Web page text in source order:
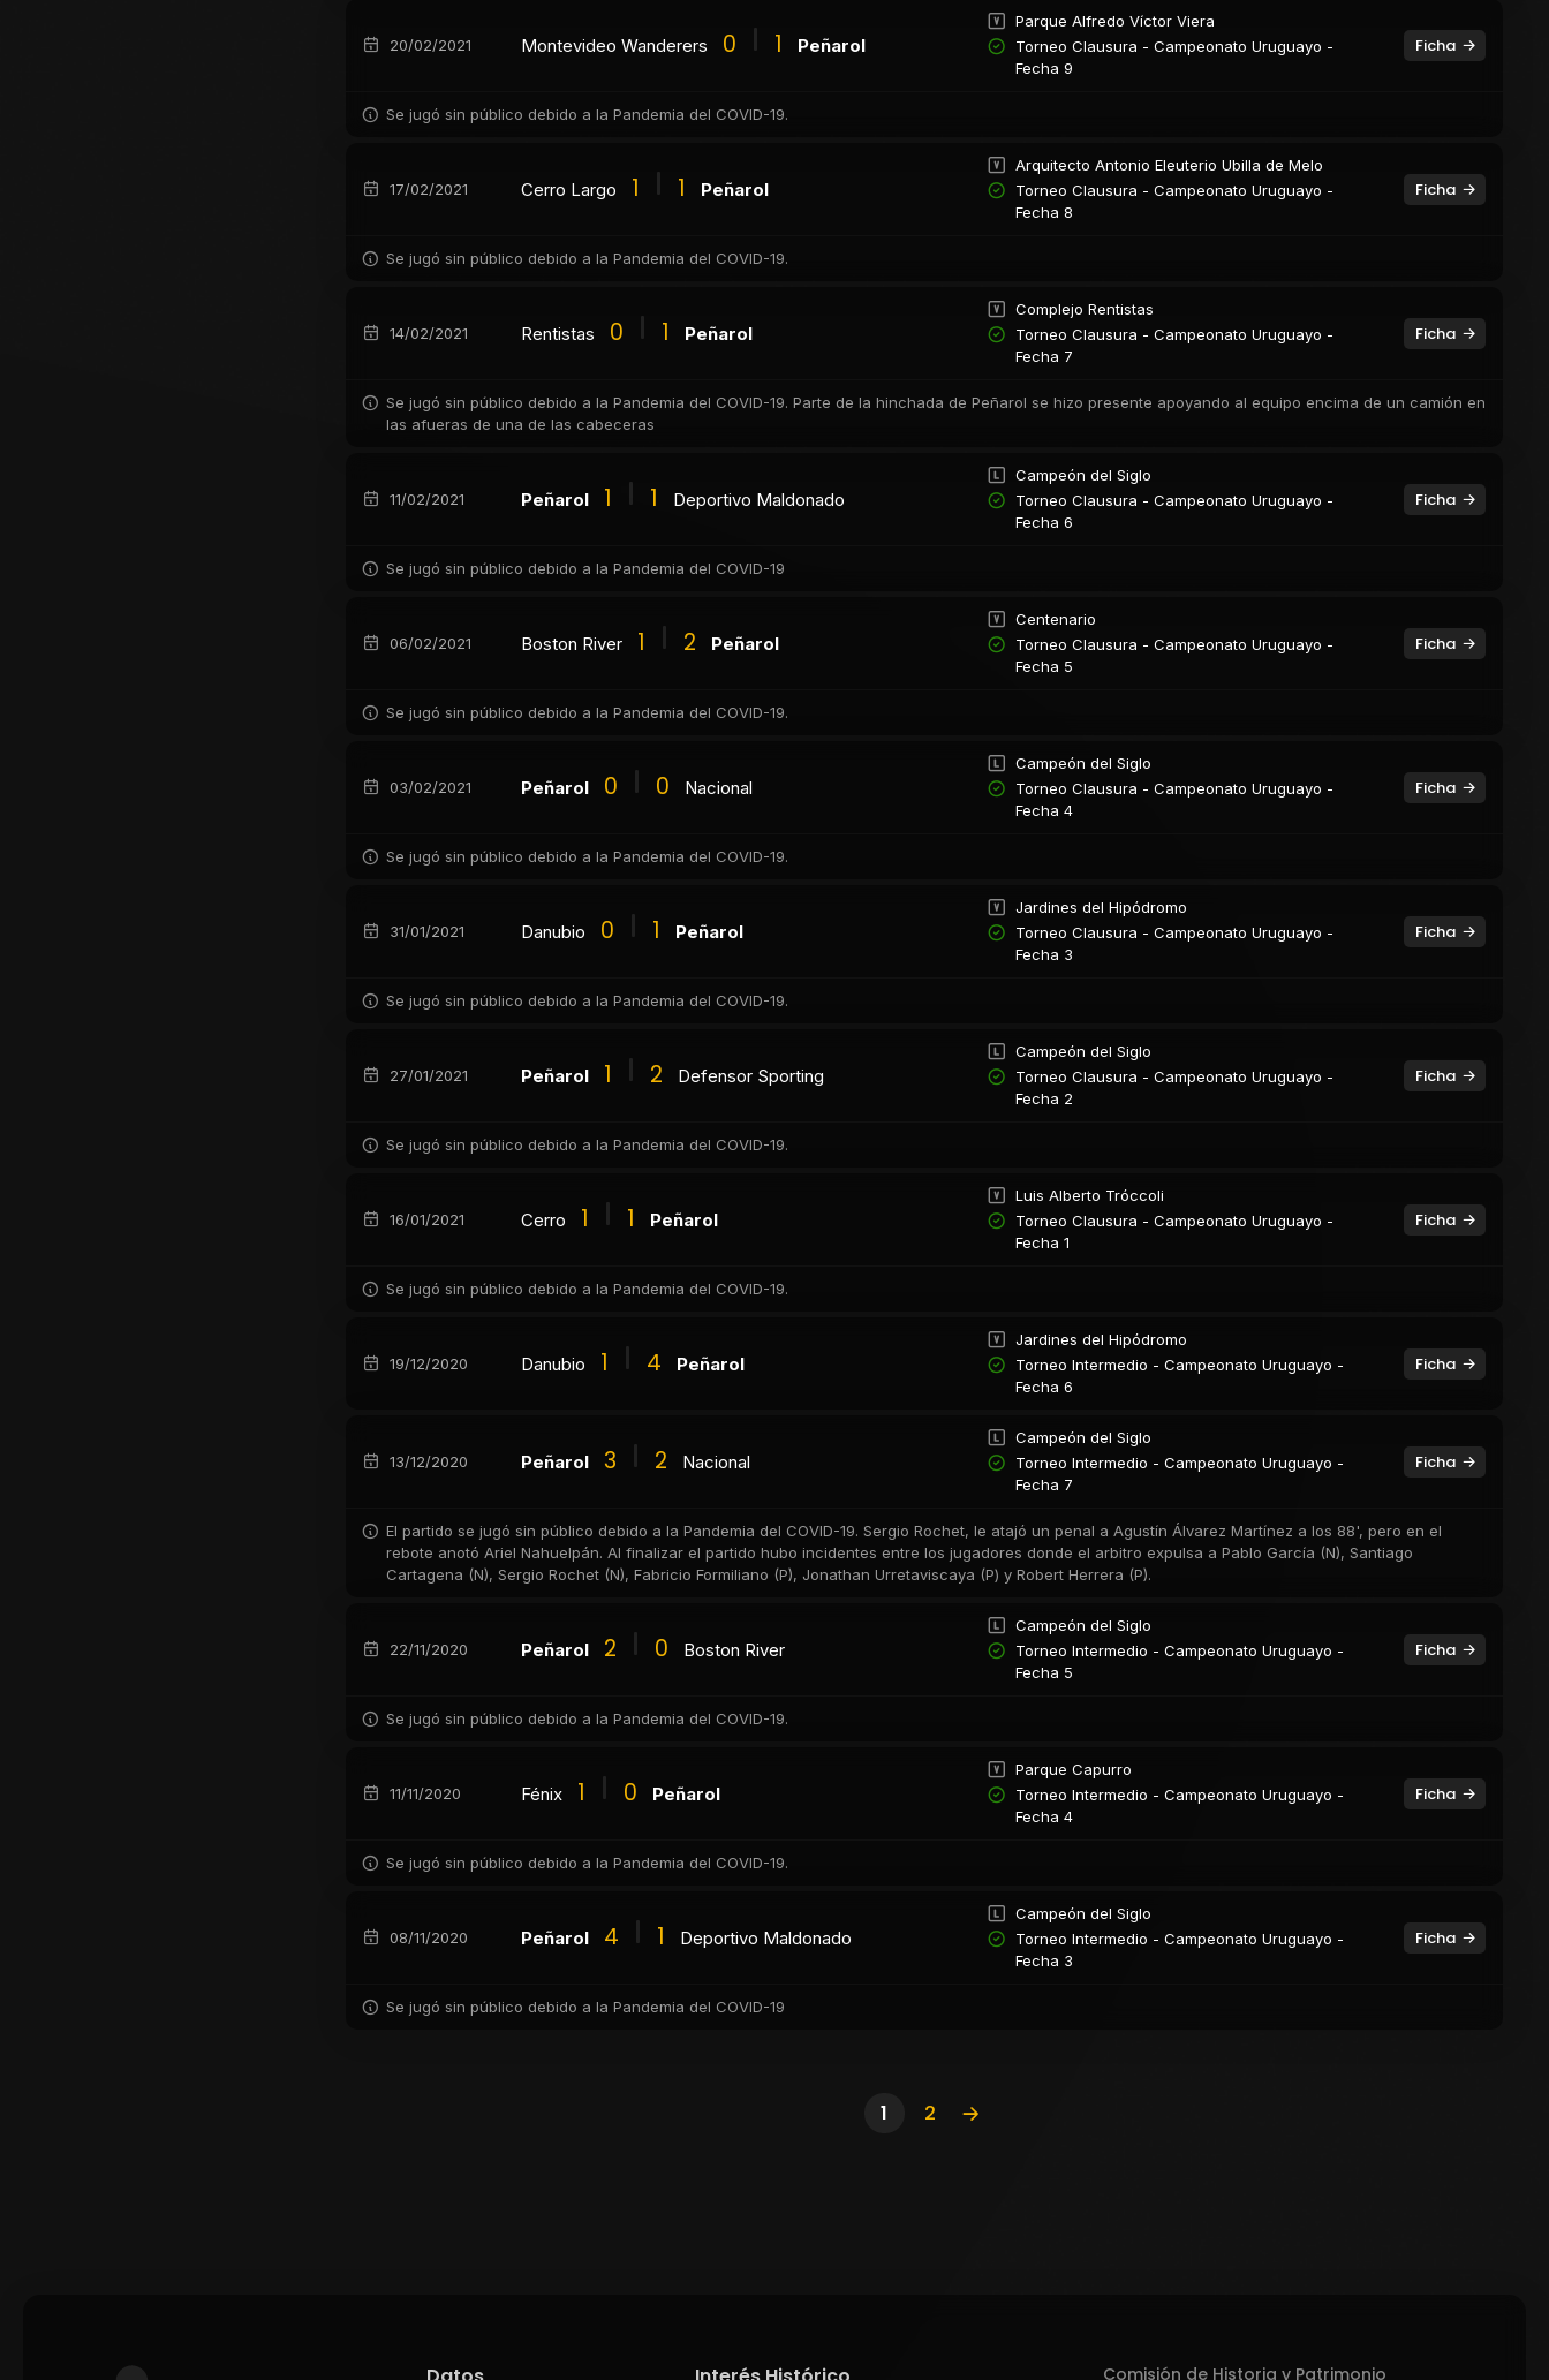
20/02/2021 Montevideo Wanderers 0 1 Peñarol
Parque Alfredo Víctor Viera
Torneo Clausura - Campeonato Uruguayo -
Fecha 9
Ficha
Se jugó sin público debido a la Pandemia del COVID-19.
17/02/2021 Cerro Largo 1 1 Peñarol
Arquitecto Antonio Eleuterio Ubilla de Melo
Torneo Clausura - Campeonato Uruguayo -
Fecha 8
Ficha
Se jugó sin público debido a la Pandemia del COVID-19.
14/02/2021 Rentistas 0 1 Peñarol
Complejo Rentistas
Torneo Clausura - Campeonato Uruguayo -
Fecha 7
Ficha
Se jugó sin público debido a la Pandemia del COVID-19. Parte de la hinchada de Peñarol se hizo presente apoyando al equipo encima de un camión en
las afueras de una de las cabeceras
11/02/2021 Peñarol 1 1 Deportivo Maldonado
Campeón del Siglo
Torneo Clausura - Campeonato Uruguayo -
Fecha 6
Ficha
Se jugó sin público debido a la Pandemia del COVID-19
06/02/2021 Boston River 1 2 Peñarol
Centenario
Torneo Clausura - Campeonato Uruguayo -
Fecha 5
Ficha
Se jugó sin público debido a la Pandemia del COVID-19.
03/02/2021 Peñarol 0 0 Nacional
Campeón del Siglo
Torneo Clausura - Campeonato Uruguayo -
Fecha 4
Ficha
Se jugó sin público debido a la Pandemia del COVID-19.
31/01/2021 Danubio 0 1 Peñarol
Jardines del Hipódromo
Torneo Clausura - Campeonato Uruguayo -
Fecha 3
Ficha
Se jugó sin público debido a la Pandemia del COVID-19.
27/01/2021 Peñarol 1 2 Defensor Sporting
Campeón del Siglo
Torneo Clausura - Campeonato Uruguayo -
Fecha 2
Ficha
Se jugó sin público debido a la Pandemia del COVID-19.
16/01/2021 Cerro 1 1 Peñarol
Luis Alberto Tróccoli
Torneo Clausura - Campeonato Uruguayo -
Fecha 1
Ficha
Se jugó sin público debido a la Pandemia del COVID-19.
19/12/2020 Danubio 1 4 Peñarol
Jardines del Hipódromo
Torneo Intermedio - Campeonato Uruguayo -
Fecha 6
Ficha
13/12/2020 Peñarol 3 2 Nacional
Campeón del Siglo
Torneo Intermedio - Campeonato Uruguayo -
Fecha 7
Ficha
El partido se jugó sin público debido a la Pandemia del COVID-19. Sergio Rochet, le atajó un penal a Agustín Álvarez Martínez a los 88', pero en el
rebote anotó Ariel Nahuelpán. Al finalizar el partido hubo incidentes entre los jugadores donde el arbitro expulsa a Pablo García (N), Santiago
Cartagena (N), Sergio Rochet (N), Fabricio Formiliano (P), Jonathan Urretaviscaya (P) y Robert Herrera (P).
22/11/2020 Peñarol 2 0 Boston River
Campeón del Siglo
Torneo Intermedio - Campeonato Uruguayo -
Fecha 5
Ficha
Se jugó sin público debido a la Pandemia del COVID-19.
11/11/2020 Fénix 1 0 Peñarol
Parque Capurro
Torneo Intermedio - Campeonato Uruguayo -
Fecha 4
Ficha
Se jugó sin público debido a la Pandemia del COVID-19.
08/11/2020 Peñarol 4 1 Deportivo Maldonado
Campeón del Siglo
Torneo Intermedio - Campeonato Uruguayo -
Fecha 3
Ficha
Se jugó sin público debido a la Pandemia del COVID-19
1 2
Comisión de Historia y Patrimonio